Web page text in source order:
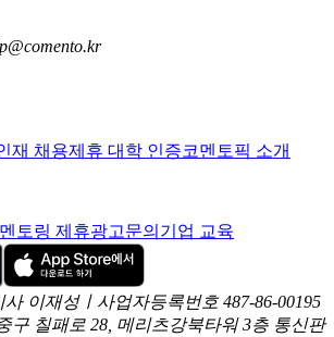
재 채용제휴 대학 인증코멘토픽 소개
멘토링 제휴광고문의 기업 교육
이재성ㅣ사업자등록번호 487-86-00195
구 칠패로 28, 메리츠강북타워 3층 통신판